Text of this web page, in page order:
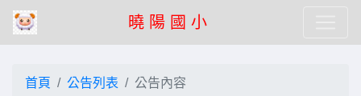
曉 陽 國 小
首頁 公告列表 公告內容